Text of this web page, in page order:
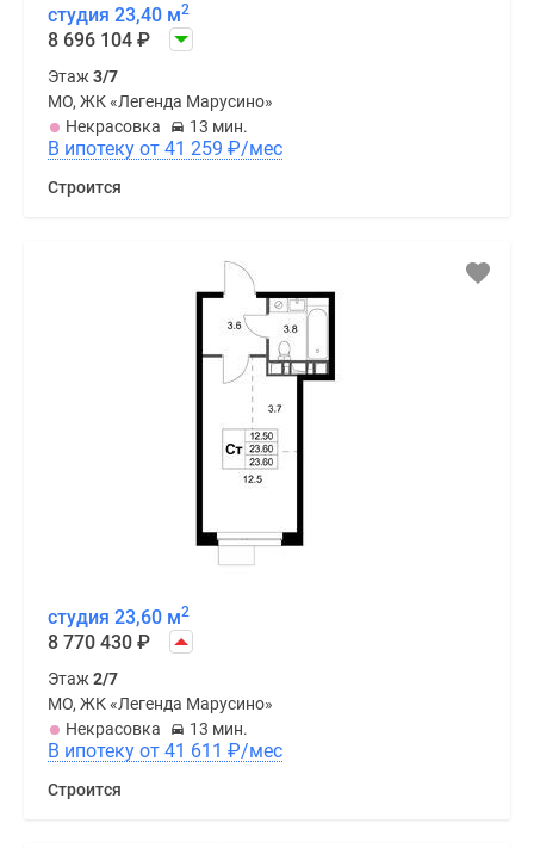
студия 23,40 м2
8 696 104 ₽
Этаж 3/7
МО, ЖК «Легенда Марусино»
Некрасовка
13 мин.
В ипотеку от 41 259 ₽/мес
Строится
студия 23,60 м2
8 770 430 ₽
Этаж 2/7
МО, ЖК «Легенда Марусино»
Некрасовка
13 мин.
В ипотеку от 41 611 ₽/мес
Строится